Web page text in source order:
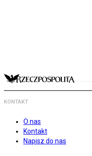
KONTAKT
O nas
Kontakt
Napisz do nas